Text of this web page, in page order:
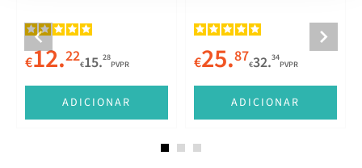
€12.22€15.28
PVPR
ADICIONAR
€25.87€32.34
PVPR
ADICIONAR